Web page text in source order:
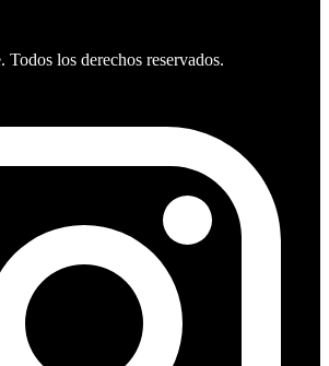
Todos los derechos reservados.